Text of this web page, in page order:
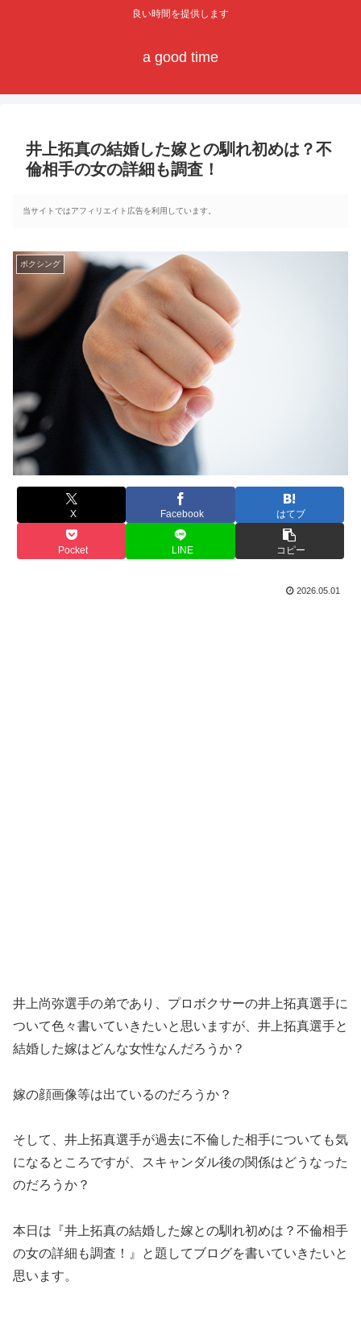
良い時間を提供します
a good time
井上拓真の結婚した嫁との馴れ初めは？不
倫相手の女の詳細も調査！
当サイトではアフィリエイト広告を利用しています。
ボクシング
X Facebook はてブ
Pocket LINE コピー
2026.05.01
井上尚弥選手の弟であり、プロボクサーの井上拓真選手に
ついて色々書いていきたいと思いますが、井上拓真選手と
結婚した嫁はどんな女性なんだろうか？
嫁の顔画像等は出ているのだろうか？
そして、井上拓真選手が過去に不倫した相手についても気
になるところですが、スキャンダル後の関係はどうなった
のだろうか？
本日は『井上拓真の結婚した嫁との馴れ初めは？不倫相手
の女の詳細も調査！』と題してブログを書いていきたいと
思います。